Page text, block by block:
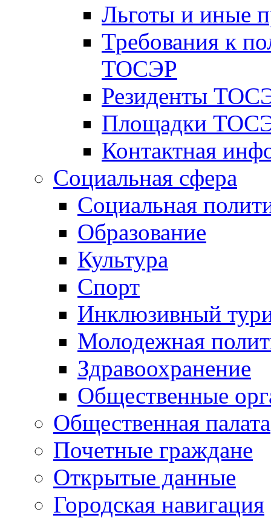
Льготы и иные
Требования к
ТОСЭР
Резиденты
Площадки
Контактная
Социальная сфера
Социальная
Образование
Культура
Спорт
Инклюзивный
Молодежная
Здравоохранение
Общественные
Общественная палата
Почетные граждане
Открытые данные
Городская навигация